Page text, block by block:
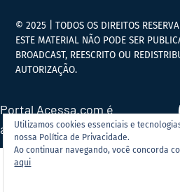
Utilizamos cookies essenciais e
nossa Política de Privacidade.
Ao continuar navegando, você concorda
aqui
© 2025 | TODOS OS DIREITOS
ESTE MATERIAL NÃO PODE SER
BROADCAST, REESCRITO OU
AUTORIZAÇÃO.
Portal Acessa.com é
associado ao